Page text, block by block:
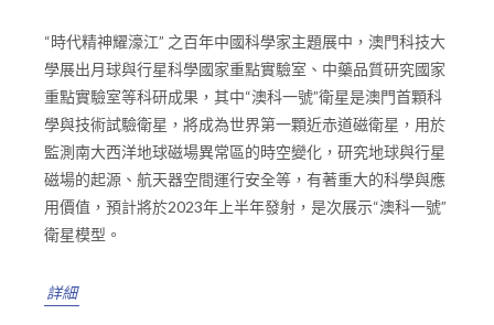
“時代精神耀濠江” 之百年中國科學家主題展中，澳門科技大
學展出月球與行星科學國家重點實驗室、中藥品質研究國家
重點實驗室等科研成果，其中“澳科一號”衛星是澳門首顆科
學與技術試驗衛星，將成為世界第一顆近赤道磁衛星，用於
監測南大西洋地球磁場異常區的時空變化，研究地球與行星
磁場的起源、航天器空間運行安全等，有著重大的科學與應
用價值，預計將於2023年上半年發射，是次展示“澳科一號”
衛星模型。
詳細